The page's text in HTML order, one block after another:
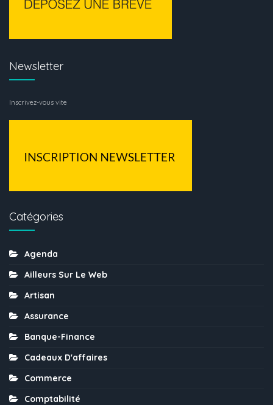
Newsletter
Inscrivez-vous vite
Catégories
Agenda
Ailleurs Sur Le Web
Artisan
Assurance
Banque-Finance
Cadeaux D'affaires
Commerce
Comptabilité